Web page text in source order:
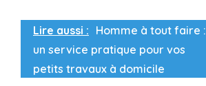
Lire aussi : Homme à tout faire :
un service pratique pour vos
petits travaux à domicile